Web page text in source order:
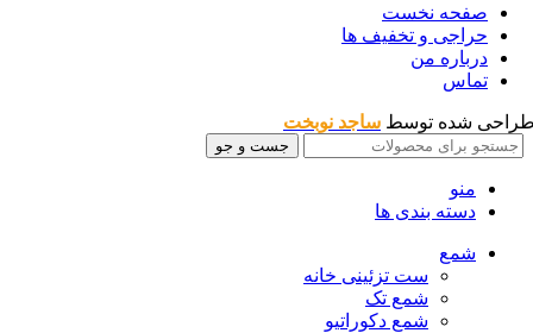
صفحه نخست
حراجی و تخفیف ها
درباره من
تماس
شده توسط ساجد نوبخت
جست و جو
منو
دسته بندی ها
شمع
ست تزئینی خانه
شمع تک
شمع دکوراتیو